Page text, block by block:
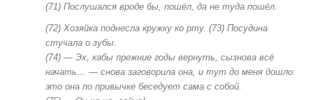
(71) Послушался вроде бы, пошёл, да не туда пошёл.
(72) Хозяйка поднесла кружку ко рту. (73) Посудина
стучала о зубы.
(74) — Эх, кабы прежние годы вернуть, сызнова всё
начать… — снова заговорила она, и тут до меня дошло:
это она по привычке беседует сама с собой.